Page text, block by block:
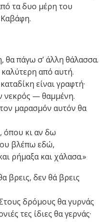
τα δυο μέρη του
θα πάγω σ’ άλλη θάλασσα.
από αυτή.
είναι γραφτή·
νεκρός — θαμμένη.
μαρασμόν αυτόν θα
όπου κι αν δω
βλέπω εδώ,
ρήμαξα και χάλασα.»
βρεις, δεν θά βρεις
δρόμους θα γυρνάς
τες ίδιες θα γερνάς·